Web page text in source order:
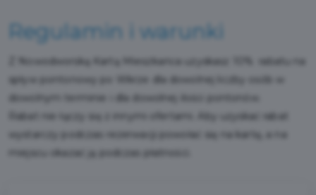
Regulamin i warunki
Z Nowodworską Kartą Mieszkańca uzyskasz 10% rabatu na
spływ pontonowy po Wkrze dla dowolnej liczby osób w
dowolnym terminie i dla dowolnej ilości pontonów.
Rabat nie łączy się z innymi ofertami. Aby uzyskać rabat
wystarczy podczas rezerwacji powołać się na kartę, a na
miejscu okazać ją podczas płatności.